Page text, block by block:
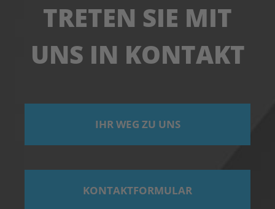
TRETEN SIE MIT
UNS IN KONTAKT
IHR WEG ZU UNS
KONTAKTFORMULAR